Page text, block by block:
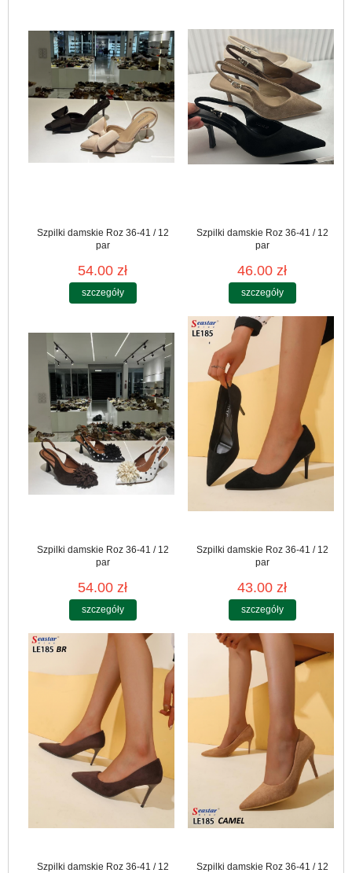
Szpilki damskie Roz 36-41 / 12
par
54.00 zł
szczegóły
Szpilki damskie Roz 36-41 / 12
par
46.00 zł
szczegóły
Szpilki damskie Roz 36-41 / 12
par
54.00 zł
szczegóły
Szpilki damskie Roz 36-41 / 12
par
43.00 zł
szczegóły
Szpilki damskie Roz 36-41 / 12
Szpilki damskie Roz 36-41 / 12